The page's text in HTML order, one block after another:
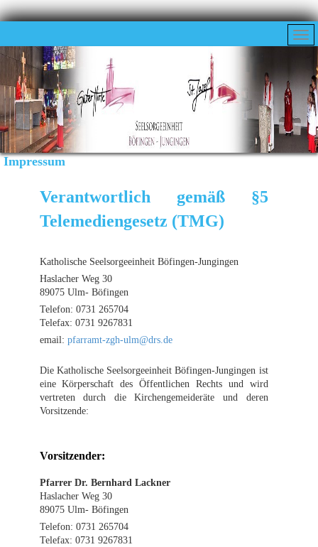
Impressum
Verantwortlich gemäß §5
Telemediengesetz (TMG)
Katholische Seelsorgeeinheit Böfingen-Jungingen
Haslacher Weg 30
89075 Ulm- Böfingen
Telefon: 0731 265704
Telefax: 0731 9267831
email: pfarramt-zgh-ulm@drs.de
Die Katholische Seelsorgeeinheit Böfingen-Jungingen ist
eine Körperschaft des Öffentlichen Rechts und wird
vertreten durch die Kirchengemeideräte und deren
Vorsitzende:
Vorsitzender:
Pfarrer Dr. Bernhard Lackner
Haslacher Weg 30
89075 Ulm- Böfingen
Telefon: 0731 265704
Telefax: 0731 9267831